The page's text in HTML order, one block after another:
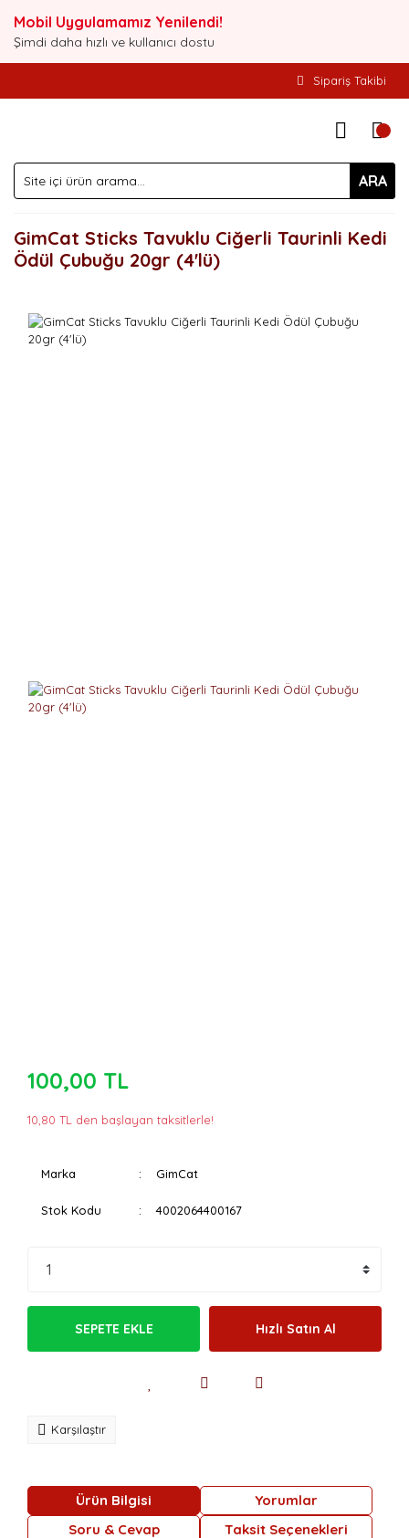
Mobil Uygulamamız Yenilendi!
Şimdi daha hızlı ve kullanıcı dostu
Sipariş Takibi
ARA
GimCat Sticks Tavuklu Ciğerli Taurinli Kedi
Ödül Çubuğu 20gr (4'lü)
100,00 TL
10,80 TL den başlayan taksitlerle!
Marka GimCat
Stok Kodu 4002064400167
SEPETE EKLE Hızlı Satın Al
Karşılaştır
Ürün Bilgisi
Yorumlar
Soru & Cevap
Taksit Seçenekleri